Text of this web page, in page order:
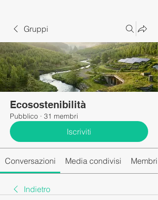
Gruppi
Ecosostenibilità
Pubblico · 31 membri
Iscriviti
Conversazioni Media condivisi
Indietro